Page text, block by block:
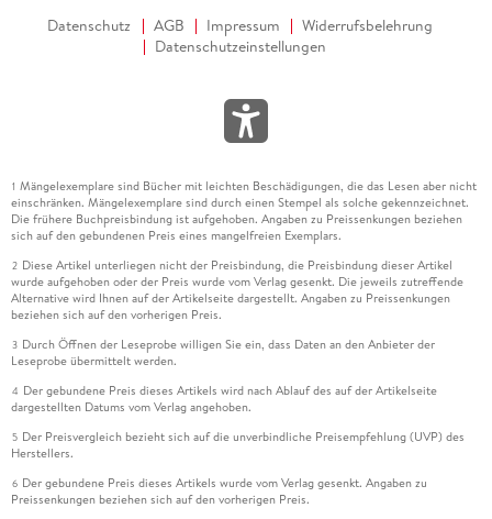
Datenschutz AGB Impressum
Widerrufsbelehrung
Datenschutzeinstellungen
1 Mängelexemplare sind Bücher mit leichten Beschädigungen, die das Lesen aber nicht
einschränken. Mängelexemplare sind durch einen Stempel als solche gekennzeichnet.
Die frühere Buchpreisbindung ist aufgehoben. Angaben zu Preissenkungen beziehen
sich auf den gebundenen Preis eines mangelfreien Exemplars.
2 Diese Artikel unterliegen nicht der Preisbindung, die Preisbindung dieser Artikel
wurde aufgehoben oder der Preis wurde vom Verlag gesenkt. Die jeweils zutreffende
Alternative wird Ihnen auf der Artikelseite dargestellt. Angaben zu Preissenkungen
beziehen sich auf den vorherigen Preis.
3 Durch Öffnen der Leseprobe willigen Sie ein, dass Daten an den Anbieter der
Leseprobe übermittelt werden.
4 Der gebundene Preis dieses Artikels wird nach Ablauf des auf der Artikelseite
dargestellten Datums vom Verlag angehoben.
5 Der Preisvergleich bezieht sich auf die unverbindliche Preisempfehlung (UVP) des
Herstellers.
6 Der gebundene Preis dieses Artikels wurde vom Verlag gesenkt. Angaben zu
Preissenkungen beziehen sich auf den vorherigen Preis.